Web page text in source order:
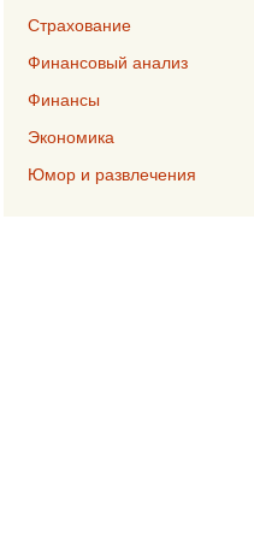
Страхование
Финансовый анализ
Финансы
Экономика
Юмор и развлечения